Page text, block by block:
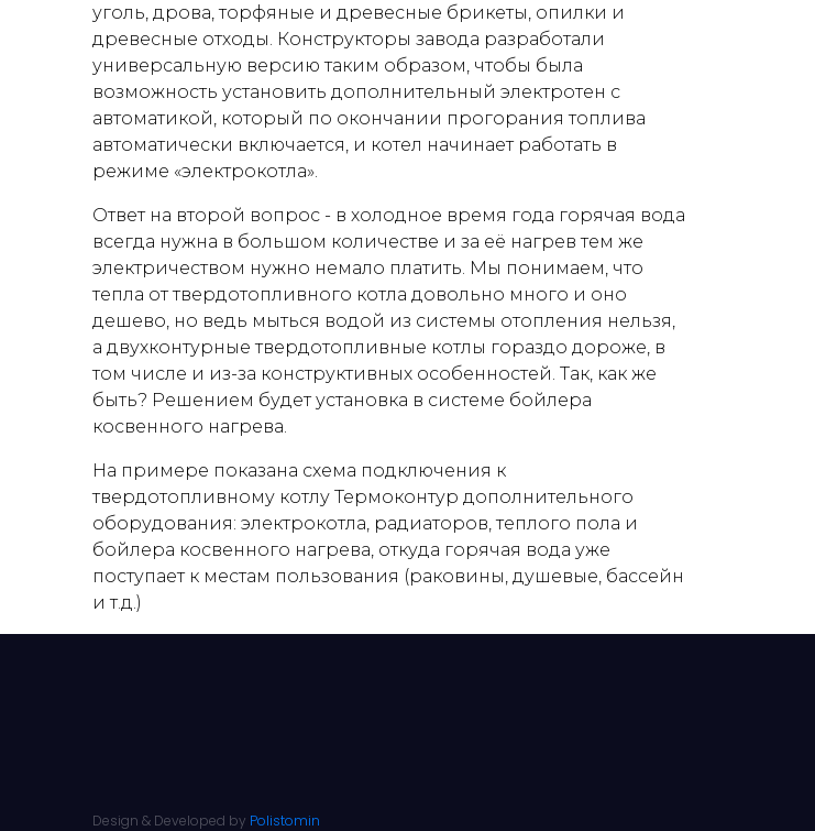
уголь, дрова, торфяные и древесные брикеты, опилки и
древесные отходы. Конструкторы завода разработали
универсальную версию таким образом, чтобы была
возможность установить дополнительный электротен с
автоматикой, который по окончании прогорания топлива
автоматически включается, и котел начинает работать в
режиме «электрокотла».
Ответ на второй вопрос - в холодное время года горячая вода
всегда нужна в большом количестве и за её нагрев тем же
электричеством нужно немало платить. Мы понимаем, что
тепла от твердотопливного котла довольно много и оно
дешево, но ведь мыться водой из системы отопления нельзя,
а двухконтурные твердотопливные котлы гораздо дороже, в
том числе и из-за конструктивных особенностей. Так, как же
быть? Решением будет установка в системе бойлера
косвенного нагрева.
На примере показана схема подключения к
твердотопливному котлу Термоконтур дополнительного
оборудования: электрокотла, радиаторов, теплого пола и
бойлера косвенного нагрева, откуда горячая вода уже
поступает к местам пользования (раковины, душевые, бассейн
и т.д.)
Design & Developed by Polistomin